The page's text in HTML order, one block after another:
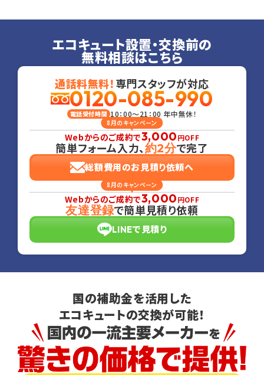
エコキュート設置・交換前の
無料相談はこちら
通話料無料！専門スタッフが対応
0120-085-990
電話受付時間 10：00～21：00 年中無休！
Webからのご成約で3,000円OFF
8月のキャンペーン
簡単フォーム入力、約2分で完了
総額費用のお見積り依頼へ
Webからのご成約で3,000円OFF
8月のキャンペーン
友達登録で簡単見積り依頼
LINEで見積り
国の補助金を活用した
エコキュートの交換が可能！